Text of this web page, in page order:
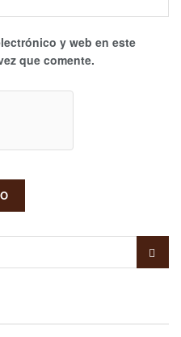
y web en este
que comente.